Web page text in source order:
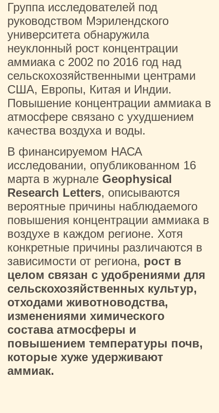
Группа исследователей под
руководством Мэрилендского
университета обнаружила
неуклонный рост концентрации
аммиака с 2002 по 2016 год над
сельскохозяйственными центрами
США, Европы, Китая и Индии.
Повышение концентрации аммиака в
атмосфере связано с ухудшением
качества воздуха и воды.
В финансируемом НАСА
исследовании, опубликованном 16
марта в журнале Geophysical
Research Letters, описываются
вероятные причины наблюдаемого
повышения концентрации аммиака в
воздухе в каждом регионе. Хотя
конкретные причины различаются в
зависимости от региона, рост в
целом связан с удобрениями для
сельскохозяйственных культур,
отходами животноводства,
изменениями химического
состава атмосферы и
повышением температуры почв,
которые хуже удерживают
аммиак.